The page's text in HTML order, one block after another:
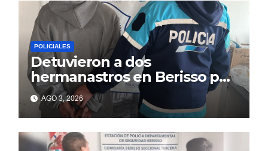
POLICIALES
Detuvieron a dos
hermanastros en Berisso por
matar a puñaladas a un
tatuador
AGO 3, 2026